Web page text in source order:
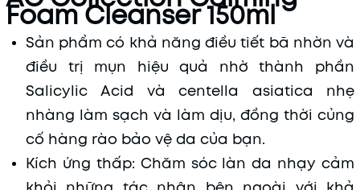
Foam Cleanser 150ml
Sản phẩm có khả năng điều tiết bã nhờn và
điều trị mụn hiệu quả nhờ thành phần
Salicylic Acid và centella asiatica nhẹ
nhàng làm sạch và làm dịu, đồng thời củng
cố hàng rào bảo vệ da của bạn.
Kích ứng thấp: Chăm sóc làn da nhạy cảm